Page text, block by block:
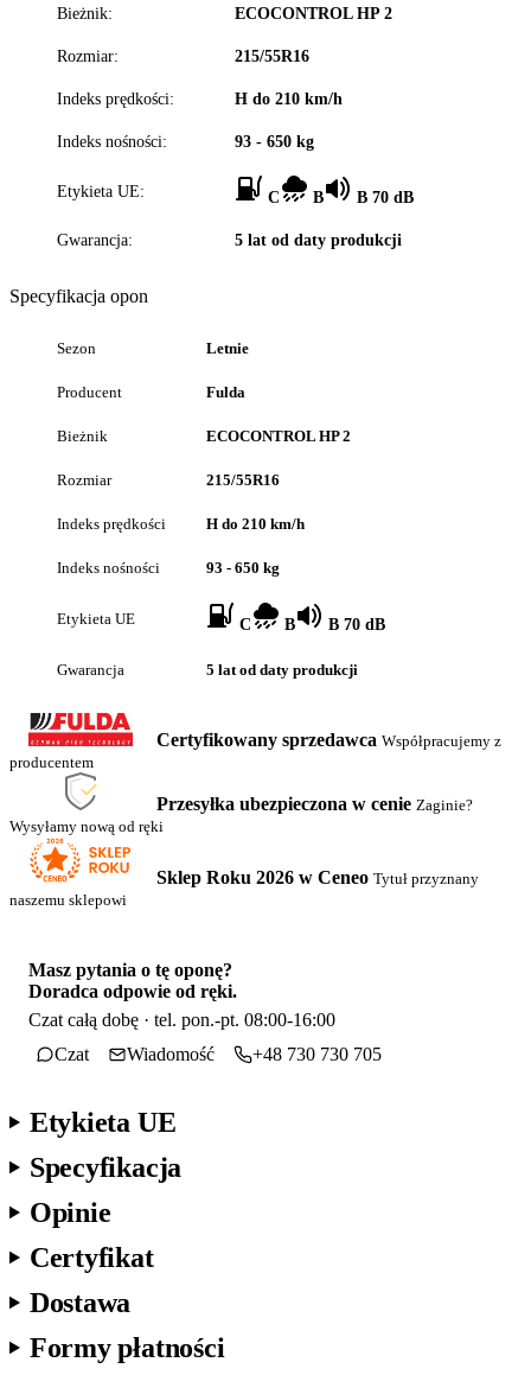
Bieżnik: ECOCONTROL HP 2
Rozmiar: 215/55R16
Indeks prędkości: H do 210 km/h
Indeks nośności: 93 - 650 kg
Etykieta UE: C B B 70 dB
Gwarancja: 5 lat od daty produkcji
Specyfikacja opon
Sezon Letnie
Producent Fulda
Bieżnik ECOCONTROL HP 2
Rozmiar 215/55R16
Indeks prędkości H do 210 km/h
Indeks nośności 93 - 650 kg
Etykieta UE C B B 70 dB
Gwarancja 5 lat od daty produkcji
Certyfikowany sprzedawca Współpracujemy z
producentem
Przesyłka ubezpieczona w cenie Zaginie?
Wysyłamy nową od ręki
Sklep Roku 2026 w Ceneo Tytuł przyznany
naszemu sklepowi
Masz pytania o tę oponę?
Doradca odpowie od ręki.
Czat całą dobę · tel. pon.-pt. 08:00-16:00
Czat
Wiadomość +48 730 730 705
Etykieta UE
Specyfikacja
Opinie
Certyfikat
Dostawa
Formy płatności